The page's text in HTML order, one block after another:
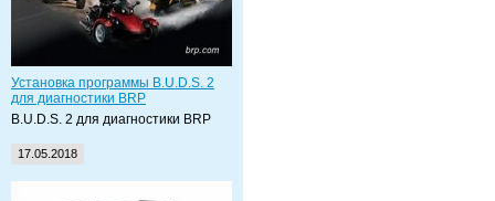
Установка программы B.U.D.S. 2
для диагностики BRP
B.U.D.S. 2 для диагностики BRP
17.05.2018